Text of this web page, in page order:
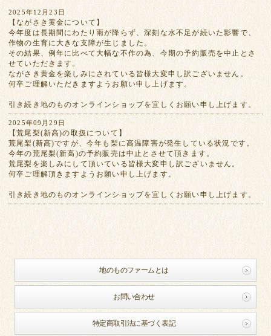
2025年12月23日
【ながさき黄金について】
今年度は長期間にわたり雨が降らず、深刻な水不足が続いた影響で、
作物の生育に大きな支障が生じました。
その結果、例年に比べて大幅な不作の為、今期の予約販売を中止とさ
せていただきます。
ながさき黄金を楽しみにされている皆様大変申し訳ございません。
何卒ご理解いただきますようお願い申し上げます。
引き続き地のものオンラインショップを宜しくお願い申し上げます。
2025年09月29日
【荒尾梨(新高)の取扱について】
荒尾梨(新高)ですが、今年も梨に高温障害が発生している状況です。
今年の荒尾梨(新高)の予約販売は中止とさせて頂きます。
荒尾梨を楽しみにして頂いている皆様大変申し訳ございません。
何卒ご理解頂きますようお願い申し上げます。
引き続き地のものオンラインショップを宜しくお願い申し上げます。
地のものファームとは
お問い合わせ
特定商取引法に基づく表記